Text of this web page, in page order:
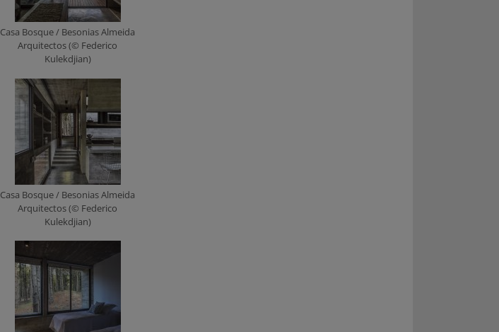
Casa Bosque / Besonias Almeida
Arquitectos (© Federico
Kulekdjian)
Casa Bosque / Besonias Almeida
Arquitectos (© Federico
Kulekdjian)